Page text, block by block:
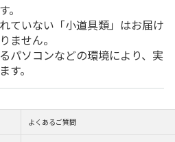
ていない「小道具類」はお届け
ません。
パソコンなどの環境により、実
す。
よくあるご質問